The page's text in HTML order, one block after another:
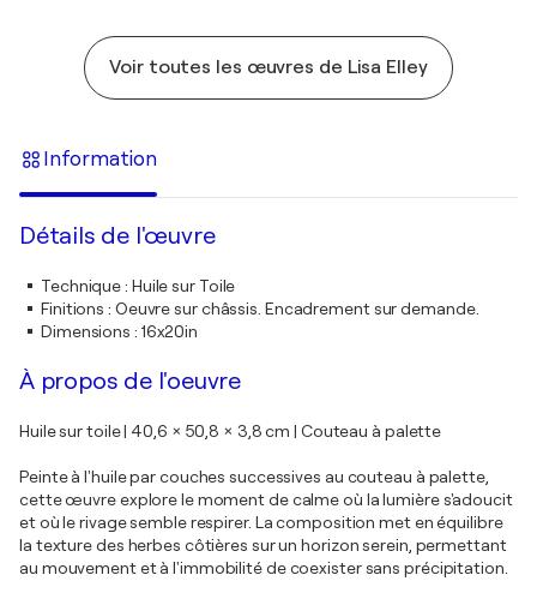
Voir toutes les œuvres de Lisa Elley
Information
Détails de l'œuvre
Technique: Huile sur Toile
Finitions : Oeuvre sur châssis. Encadrement sur demande.
Dimensions : 16x20in
À propos de l'oeuvre
Huile sur toile | 40,6 × 50,8 × 3,8 cm | Couteau à palette
Peinte à l'huile par couches successives au couteau à palette,
cette œuvre explore le moment de calme où la lumière s'adoucit
et où le rivage semble respirer. La composition met en équilibre
la texture des herbes côtières sur un horizon serein, permettant
au mouvement et à l'immobilité de coexister sans précipitation.